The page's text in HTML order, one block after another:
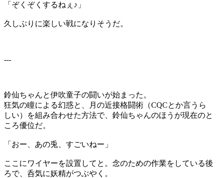
「ぞくぞくするねぇ♪」
久しぶりに楽しい戦になりそうだ。
---
鈴仙ちゃんと伊吹童子の闘いが始まった。
狂気の瞳による幻惑と、月の近接格闘術（CQCとか言うら
しい）を組み合わせた方法で、鈴仙ちゃんのほうが現在のと
ころ優位だ。
「おー、あの兎、すごいねー」
ここにワイヤーを設置してと。念のための作業をしている後
ろで、呑気に妖精がつぶやく。